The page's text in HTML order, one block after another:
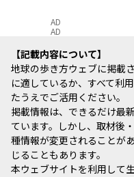
AD
AD
記載内容について
地球の歩き方ウェブに掲載
に適しているか、すべて利
たうえでご活用ください。
掲載情報は、できるだけ最
ています。しかし、取材後
種情報が変更されることが
じることもあります。
本ウェブサイトを利用して